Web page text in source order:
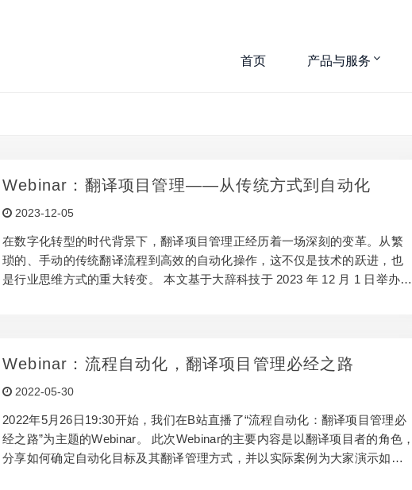
首页 产品与服务
Webinar：翻译项目管理——从传统方式到自动化
2023-12-05
在数字化转型的时代背景下，翻译项目管理正经历着一场深刻的变革。从繁
琐的、手动的传统翻译流程到高效的自动化操作，这不仅是技术的跃进，也
是行业思维方式的重大转变。 本文基于大辞科技于 2023 年 12 月 1 日举办的
式，不仅提高了效率，还优化了翻译质量。 本文将深入分析传统翻译项目管
理的挑战，探索自动化带来的解决方案，并提供对未来趋势的洞见。 主题分
为三个部分： 第一部分：翻译与本地化项目管理…
Webinar：流程自动化，翻译项目管理必经之路
2022-05-30
2022年5月26日19:30开始，我们在B站直播了“流程自动化：翻译项目管理必
经之路”为主题的Webinar。 此次Webinar的主要内容是以翻译项目者的角色，
分享如何确定自动化目标及其翻译管理方式，并以实际案例为大家演示如何